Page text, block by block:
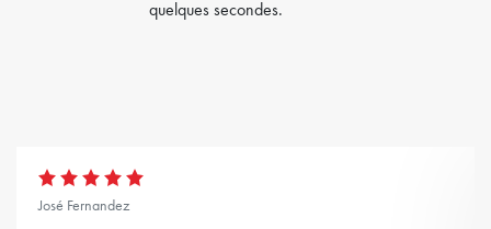
quelques secondes.
José Fernandez